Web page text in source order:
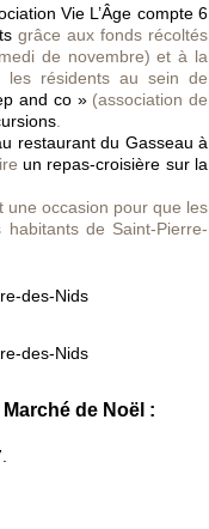
Vie L’Âge compte 6
grâce aux fonds récoltés
de novembre) et à la
les résidents au sein de
and co »(association de
restaurant du Gasseau à
un repas-croisière sur la
une occasion pour que les
de Saint-Pierre-
de Noël :